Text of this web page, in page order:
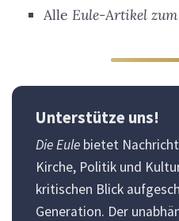
Alle Eule-Artikel zum
Unterstütze uns!
Die Eule bietet
Kirche, Politik und
kritischen Blick
Generation. Der